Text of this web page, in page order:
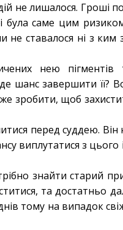
не лишалося. Гроші
була саме цим
не ставалося ні з ким
нею пігментів
шанс завершити її?
зробити, щоб
перед суддею. Він
виплутатися з цього
знайти старий
та достатньо
тому на випадок